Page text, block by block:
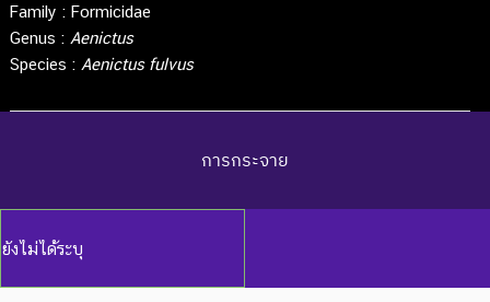
Family :Formicidae
Genus : Aenictus
Species : Aenictus fulvus
การกระจาย
ยังไม่ได้ระบุ